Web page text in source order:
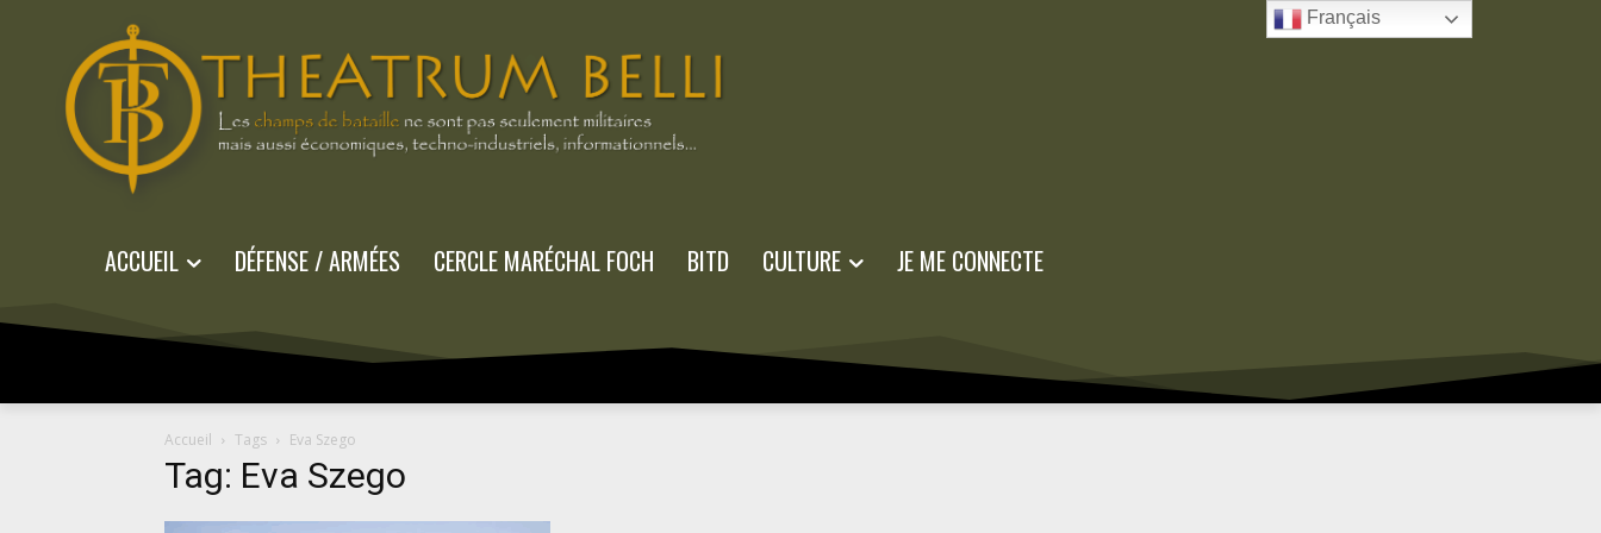
ACCUEIL DÉFENSE / ARMÉES CERCLE MARÉCHAL FOCH BITD CULTURE JE ME CONNECTE
Accueil Tags Eva Szego
Tag: Eva Szego
Français